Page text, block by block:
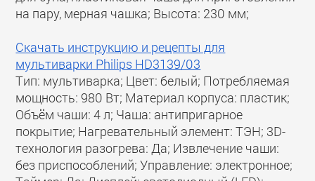
на пару, мерная чашка; Высота: 230 мм;
Скачать инструкцию и рецепты для
мультиварки Philips HD3139/03
Тип: мультиварка; Цвет: белый; Потребляемая
мощность: 980 Вт; Материал корпуса: пластик;
Объём чаши: 4 л; Чаша: антипригарное
покрытие; Нагревательный элемент: ТЭН; 3D-
технология разогрева: Да; Извлечение чаши:
без приспособлений; Управление: электронное;